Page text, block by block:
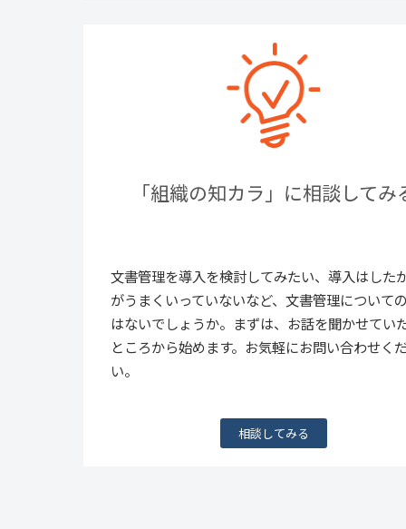
「組織の知カラ」に相談してみ
文書管理を導入を検討してみたい、導入はした
がうまくいっていないなど、文書管理について
はないでしょうか。まずは、お話を聞かせてい
ところから始めます。お気軽にお問い合わせく
い。
相談してみる